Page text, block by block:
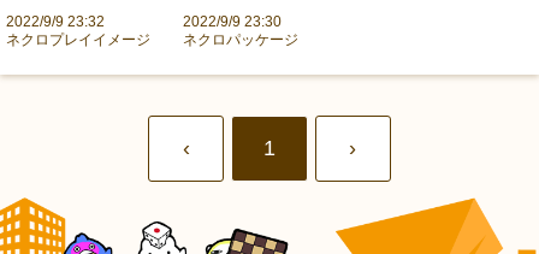
2022/9/9 23:32
ネクロプレイイメージ
2022/9/9 23:30
ネクロパッケージ
‹ 1 ›